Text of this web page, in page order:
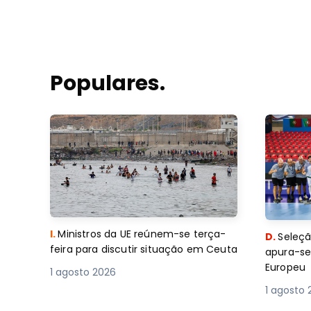
Populares.
I.Ministros da UE reúnem-se terça-
feira para discutir situação em Ceuta
1 agosto 2026
D.
apura-
Europeu
1 agosto